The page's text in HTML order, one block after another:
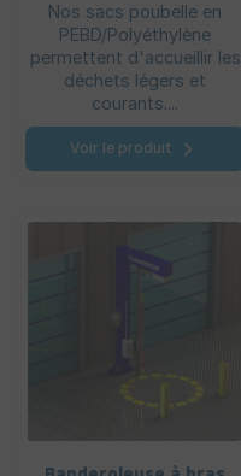
Nos sacs poubelle en
PEBD/Polyéthylène
permettent d'accueillir les
déchets légers et
courants....
Voir le produit